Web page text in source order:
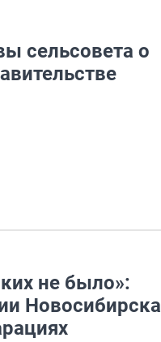
сельсовета о
не было»:
Новосибирска